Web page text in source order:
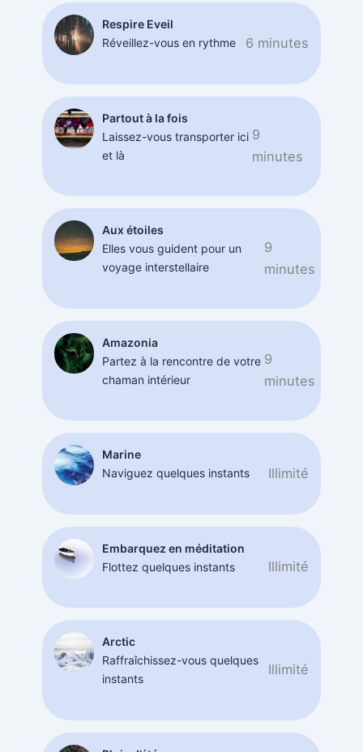
Respire Eveil
Réveillez-vous en rythme
6 minutes
Partout à la fois
Laissez-vous transporter ici
et là
9
minutes
Aux étoiles
Elles vous guident pour un
voyage interstellaire
9
minutes
Amazonia
Partez à la rencontre de votre
chaman intérieur
9
minutes
Marine
Naviguez quelques instants
Illimité
Embarquez en méditation
Flottez quelques instants
Illimité
Arctic
Raffraîchissez-vous quelques
instants
Illimité